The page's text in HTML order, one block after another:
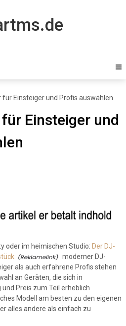
für Einsteiger und Profis auswählen
Einsteiger und
oder im heimischen Studio: Der DJ-
moderner DJ-
als auch erfahrene Profis stehen
an Geräten, die sich in
Preis zum Teil erheblich
Modell am besten zu den eigenen
alles andere als einfach zu